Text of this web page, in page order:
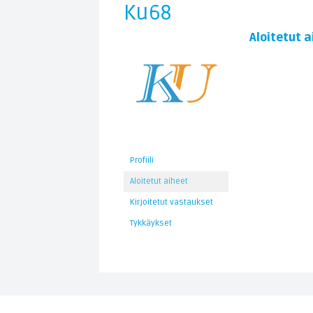
Ku68
Profiili
Aloitetut aiheet
Kirjoitetut vastaukset
Tykkäykset
Aloitetut